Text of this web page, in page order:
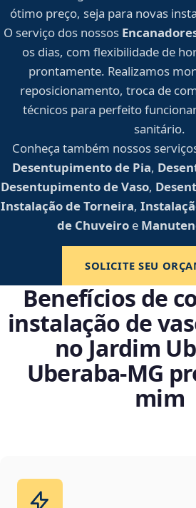
ótimo preço, seja para novas
O serviço dos nossos
os dias, com flexibilidade de
prontamente. Realizamos
reposicionamento, troca de
técnicos para perfeito
sanitário.
Conheça também nossos
Desentupimento de Pia,
Desentupimento de Vaso,
Instalação de Torneira,
de Chuveiro e
SOLICITE SEU
Benefícios de
instalação de
no Jardim
Uberaba‑MG
mim